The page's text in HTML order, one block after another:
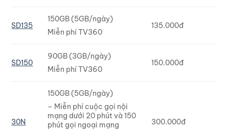
SD135
150GB (5GB/ngày)
Miễn phí TV360
135.000đ
SD150
90GB (3GB/ngày)
Miễn phí TV360
150.000đ
30N
150GB (5GB/ngày)
– Miễn phí cuộc gọi nội
mạng dưới 20 phút và 150
phút gọi ngoại mạng
300.000đ